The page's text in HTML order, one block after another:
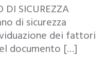
DI SICUREZZA
di sicurezza
dei fattori
documento […]